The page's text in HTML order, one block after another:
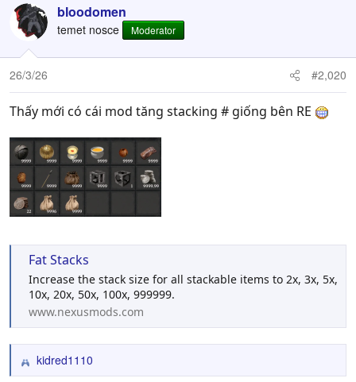
c
t
o
n
s
bloodomen
temet nosce Moderator
26/3/26 #2,020
Thấy mới có cái mod tăng stacking # giống bên RE
Fat Stacks
Increase the stack size for all stackable items to 2x, 3x, 5x,
10x, 20x, 50x, 100x, 999999.
www.nexusmods.com
R
kidred1110